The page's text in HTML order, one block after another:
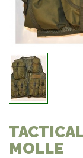
MOLLE